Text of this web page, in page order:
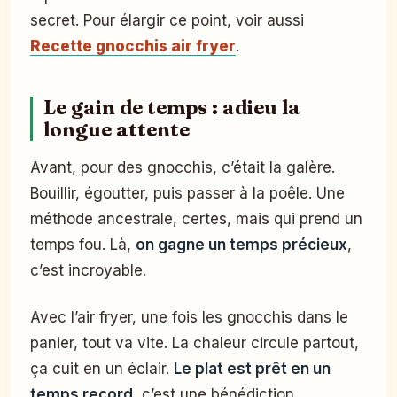
secret. Pour élargir ce point, voir aussi
Recette gnocchis air fryer.
Le gain de temps : adieu la
longue attente
Avant, pour des gnocchis, c’était la galère.
Bouillir, égoutter, puis passer à la poêle. Une
méthode ancestrale, certes, mais qui prend un
temps fou. Là, on gagne un temps précieux,
c’est incroyable.
Avec l’air fryer, une fois les gnocchis dans le
panier, tout va vite. La chaleur circule partout,
ça cuit en un éclair. Le plat est prêt en un